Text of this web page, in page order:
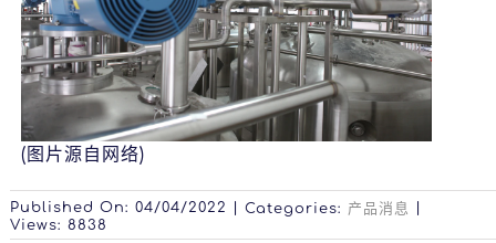
(图片源自网络)
Published On: 04/04/2022 | Categories: 产品消息
|
Views: 8838